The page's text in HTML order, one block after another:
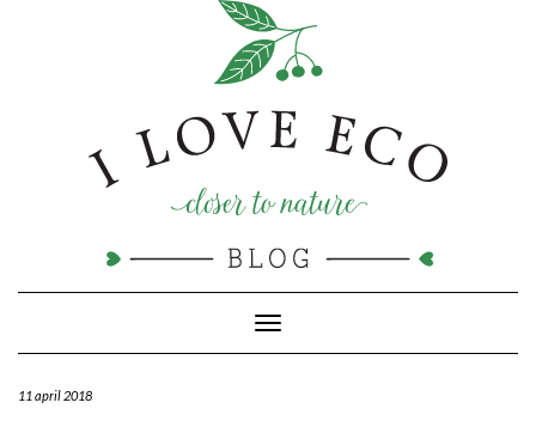
Toggle navigatie
11 april 2018